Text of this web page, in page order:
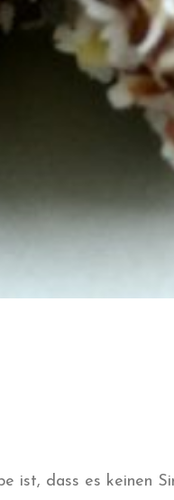
ist, dass es keinen